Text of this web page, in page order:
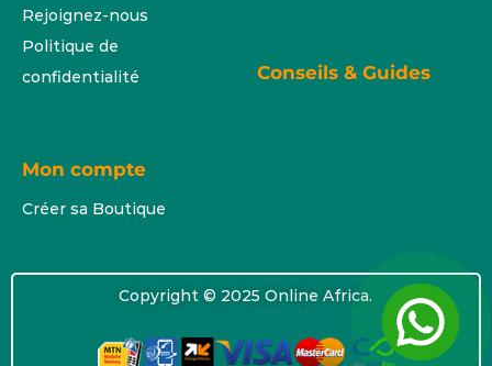
Rejoignez-nous
Politique de
confidentialité
Conseils & Guides
Mon compte
Créer sa Boutique
Copyright © 2025 Online Africa.